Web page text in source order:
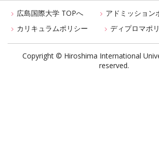
広島国際大学 TOPへ
アドミッション
カリキュラムポリシー
ディプロマポ
Copyright © Hiroshima International
reserved.